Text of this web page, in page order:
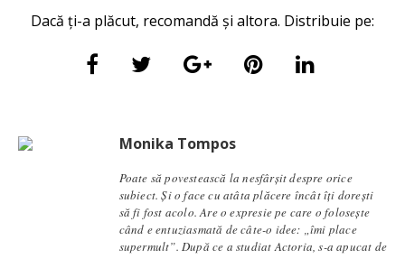
Dacă ți-a plăcut, recomandă și altora. Distribuie pe:
Monika Tompos
Poate să povestească la nesfârșit despre orice
subiect. Și o face cu atâta plăcere încât îți dorești
să fi fost acolo. Are o expresie pe care o folosește
când e entuziasmată de câte-o idee: „îmi place
supermult”. După ce a studiat Actoria, s-a apucat de